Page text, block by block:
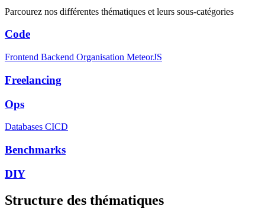
Parcourez nos différentes thématiques et leurs sous-catégories
Code
Frontend Backend Organisation MeteorJS
Freelancing
Ops
Databases CICD
Benchmarks
DIY
Structure des thématiques